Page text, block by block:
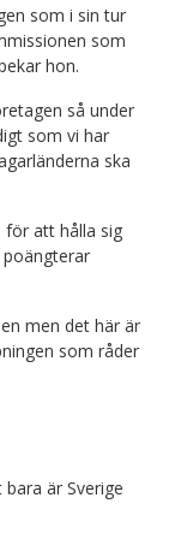
som i sin tur
som
hon.
så under
som vi har
ska
för att hålla sig
men det här är
som råder
är Sverige